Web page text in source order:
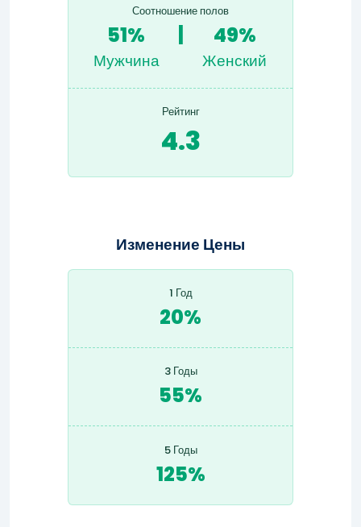
Соотношение полов
51%
Мужчина
49%
Женский
Рейтинг
4.3
Изменение Цены
1 Год
20%
3 Годы
55%
5 Годы
125%